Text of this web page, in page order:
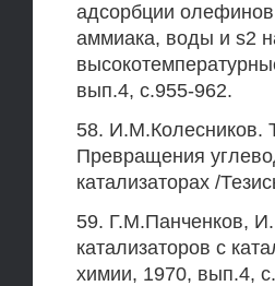
адсорбции
аммиака, воды и s2
вып.4, с.955-962.
58. И.М.Колесников.
Превращения
катализаторах /
59. Г.М.Панченков,
катализаторов с
химии, 1970, вып.4,